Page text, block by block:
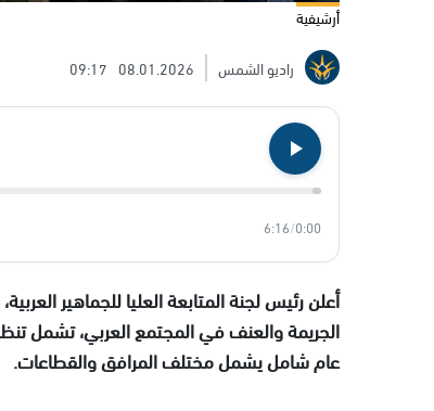
أرشيفية
راديو الشمس
08.01.2026
09:17
0:00
/
6:16
أعلن رئيس لجنة المتابعة العليا للجماهير
الجريمة والعنف في المجتمع العربي، تشمل
عام شامل يشمل مختلف المرافق والقطاعات.